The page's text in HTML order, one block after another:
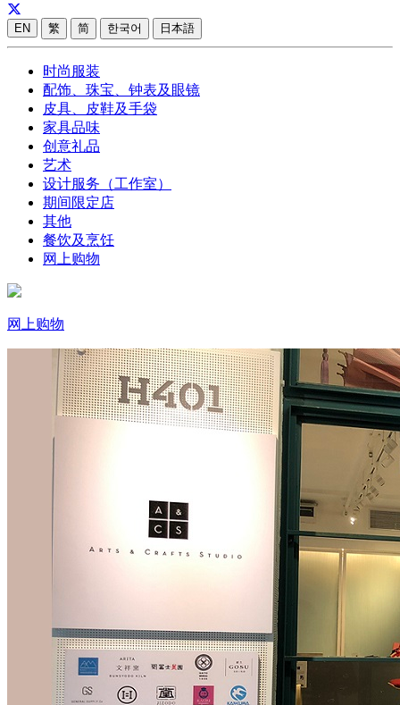
EN 繁 简 한국어 日本語
时尚服装
配饰、珠宝、钟表及眼镜
皮具、皮鞋及手袋
家具品味
创意礼品
艺术
设计服务（工作室）
期间限定店
其他
餐饮及烹饪
网上购物
网上购物